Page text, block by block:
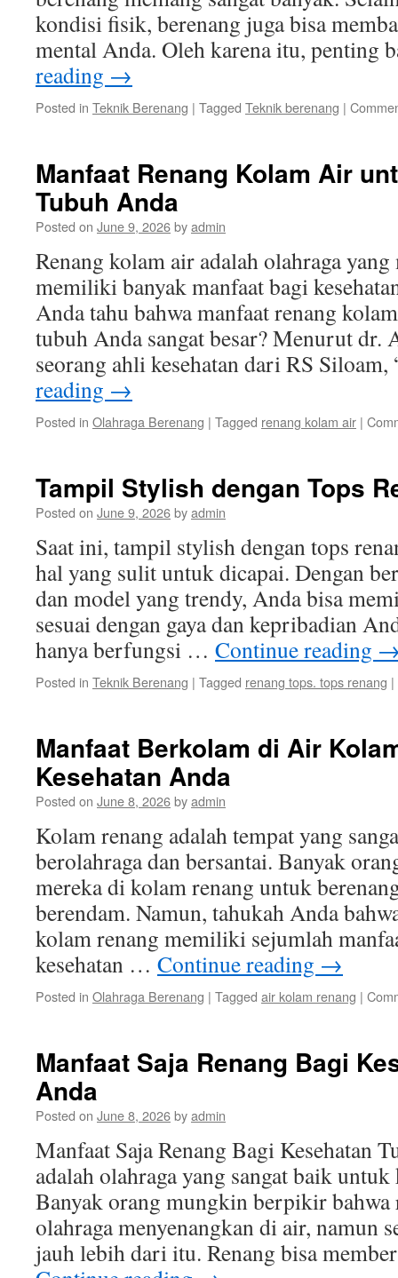
kondisi fisik, berenang juga bisa
mental Anda. Oleh karena itu,
reading →
Posted in Teknik Berenang | Tagged Teknik berenang |
Manfaat Renang Kolam Air
Tubuh Anda
Posted on June 9, 2026byadmin
Renang kolam air adalah olahraga
memiliki banyak manfaat bagi
Anda tahu bahwa manfaat renang
tubuh Anda sangat besar? Menurut dr.
seorang ahli kesehatan dari RS
reading →
Posted in Olahraga Berenang | Tagged renang kolam air |
Tampil Stylish dengan Tops
Posted on June 9, 2026byadmin
Saat ini, tampil stylish dengan tops
hal yang sulit untuk dicapai. Dengan
dan model yang trendy, Anda bisa
sesuai dengan gaya dan kepribadian
hanya berfungsi … Continue reading
Posted in Teknik Berenang | Tagged renang tops. tops renang |
Manfaat Berkolam di Air
Kesehatan Anda
Posted on June 8, 2026byadmin
Kolam renang adalah tempat yang
berolahraga dan bersantai. Banyak
mereka di kolam renang untuk
berendam. Namun, tahukah Anda
kolam renang memiliki sejumlah
kesehatan … Continue reading →
Posted in Olahraga Berenang | Tagged air kolam renang |
Manfaat Saja Renang Bagi
Anda
Posted on June 8, 2026byadmin
Manfaat Saja Renang Bagi Kesehatan
adalah olahraga yang sangat baik
Banyak orang mungkin berpikir bahwa
olahraga menyenangkan di air, namun
jauh lebih dari itu. Renang bisa